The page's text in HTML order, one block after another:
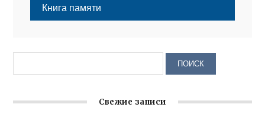
Книга памяти
Свежие записи